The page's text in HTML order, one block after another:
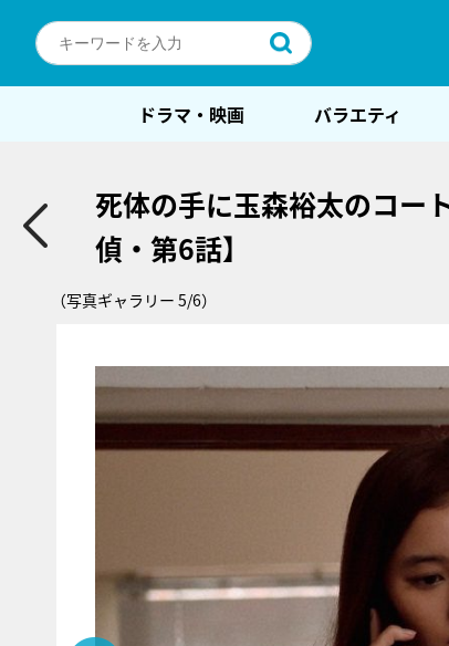
ドラマ・映画 バラエティ
死体の手に玉森裕太のコー
偵・第6話】
（写真ギャラリー 5/6）